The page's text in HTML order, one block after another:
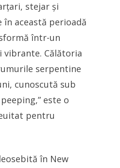
stejar și
în această perioadă
într-un
vibrante. Călătoria
serpentine
cunoscută sub
este o
pentru
în New